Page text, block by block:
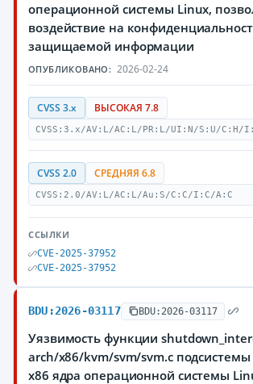
операционной системы Linux,
воздействие на
защищаемой информации
ОПУБЛИКОВАНО: 2026-02-24
CVSS 3.x ВЫСОКАЯ 7.8
CVSS:3.x/AV:L/AC:L/PR:L/UI:N/S:U/C:H/
CVSS 2.0 СРЕДНЯЯ 6.8
CVSS:2.0/AV:L/AC:L/Au:S/C:C/I:C/A:C
ССЫЛКИ
CVE-2025-37952
CVE-2025-37952
BDU:2026-03117 BDU:2026-03117
Уязвимость функции
arch/x86/kvm/svm/svm.c
x86 ядра операционной системы